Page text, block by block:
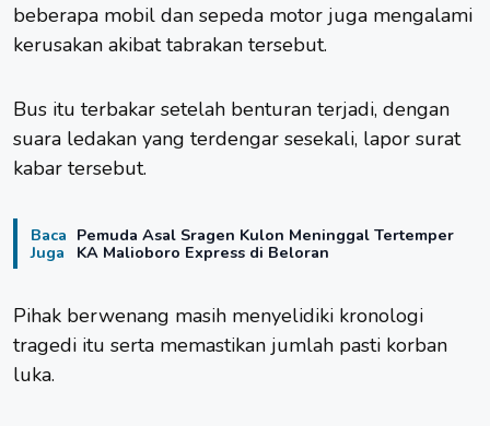
beberapa mobil dan sepeda motor juga mengalami
kerusakan akibat tabrakan tersebut.
Bus itu terbakar setelah benturan terjadi, dengan
suara ledakan yang terdengar sesekali, lapor surat
kabar tersebut.
Baca
Juga
Pemuda Asal Sragen Kulon Meninggal Tertemper
KA Malioboro Express di Beloran
Pihak berwenang masih menyelidiki kronologi
tragedi itu serta memastikan jumlah pasti korban
luka.